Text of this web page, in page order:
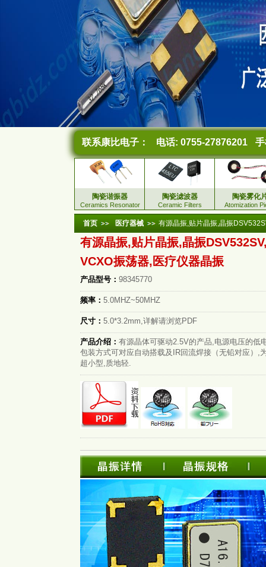
联系康比电子： 电话: 0755-27876201
陶瓷谐振器
Ceramics Resonator
陶瓷滤波器
Ceramic Filters
陶瓷雾化
Atomization
首页 医疗器械 有源晶振,贴片晶振,晶振
有源晶振,贴片晶振,晶振
VCXO振荡器,医疗仪器晶振
产品型号： 98345770
频率： 5.0MHZ~50MHZ
尺寸： 5.0*3.2mm,详解请浏览PDF
产品介绍： 有源晶体可驱动2.5V的产品,电源电压的低
包装方式可对应自动搭载及IR回流焊接（无铅对应）,
超小型,质地轻.